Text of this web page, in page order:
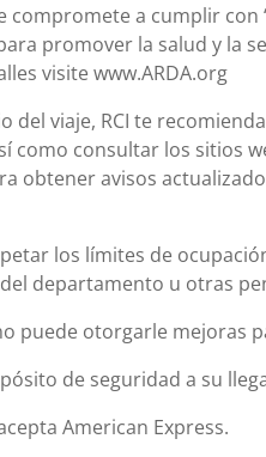
compromete a cumplir con
promover la salud y la
visite www.ARDA.org
del viaje, RCI te
como consultar los sitios
obtener avisos
los límites de
departamento u otras
puede otorgarle mejoras
de seguridad a su
American Express.